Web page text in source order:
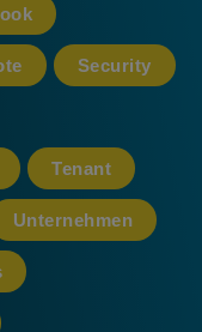
Security
Tenant
Unternehmen